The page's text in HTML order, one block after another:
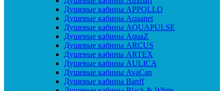
Душевые кабины APPOLLO
Душевые кабины Aquanet
Душевые кабины AQUAPULSE
Душевые кабины AquaZ
Душевые кабины ARCUS
Душевые кабины ARTEX
Душевые кабины AULICA
Душевые кабины AvaCan
Душевые кабины Banff